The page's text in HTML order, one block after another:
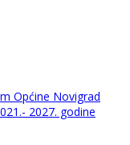
Općine Novigrad
2027. godine